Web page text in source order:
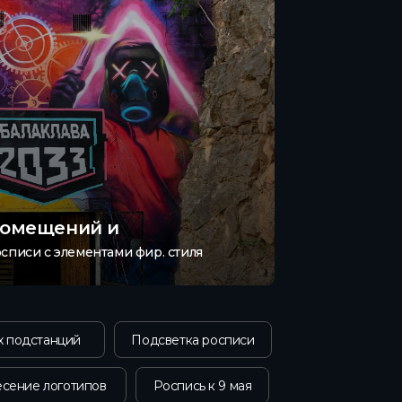
с элементами фир. стиля
и
Подсветка росписи
подстанций
Роспись к 9 мая
логотипов